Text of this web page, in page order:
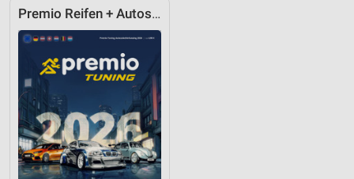
Premio Reifen + Autoservice